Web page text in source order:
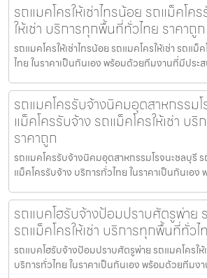
รถแมคโครให้เช่าไทรน้อย รถแม็คโค
ให้เช่า บริการทุกพื้นที่ทั่วไทย ราคาถูก
รถแมคโครให้เช่าไทรน้อย รถแมคโครให้เช่า รถแม็
ไทย ในราคาเป็นกันเอง พร้อมด้วยทีมงานที่มีประ
รถแมคโครรับจ้างนิคมอุตสาหกรรม
แม็คโครรับจ้าง รถแม็คโครให้เช่า บ
ราคาถูก
รถแมคโครรับจ้างนิคมอุตสาหกรรมโรจนะชลบุรี ร
แม็คโครรับจ้าง บริการทั่วไทย ในราคาเป็นกันเอ
รถแบคโฮรับจ้างป้อมปราบศัตรูพ่าย
รถแม็คโครให้เช่า บริการทุกพื้นที่ทั่วไ
รถแบคโฮรับจ้างป้อมปราบศัตรูพ่าย รถแมคโครให้
บริการทั่วไทย ในราคาเป็นกันเอง พร้อมด้วยทีมง